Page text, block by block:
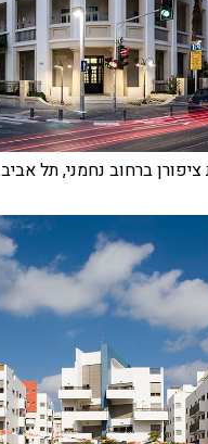
ציפורן ברחוב נחמני, תל אביב